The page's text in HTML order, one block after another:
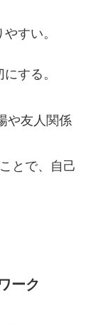
すい。
する。
や友人関係
とで、自己
ーク